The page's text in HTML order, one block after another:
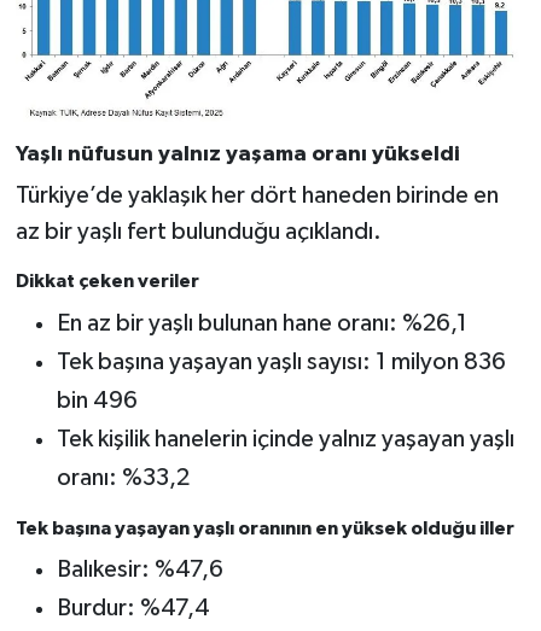
Yaşlı nüfusun yalnız yaşama oranı yükseldi
Türkiye’de yaklaşık her dört haneden birinde en
az bir yaşlı fert bulunduğu açıklandı.
Dikkat çeken veriler
En az bir yaşlı bulunan hane oranı: %26,1
Tek başına yaşayan yaşlı sayısı: 1 milyon 836
bin 496
Tek kişilik hanelerin içinde yalnız yaşayan yaşlı
oranı: %33,2
Tek başına yaşayan yaşlı oranının en yüksek olduğu iller
Balıkesir: %47,6
Burdur: %47,4